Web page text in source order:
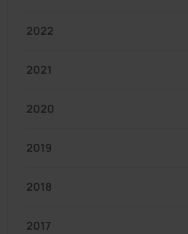
2022
2021
2020
2019
2018
2017